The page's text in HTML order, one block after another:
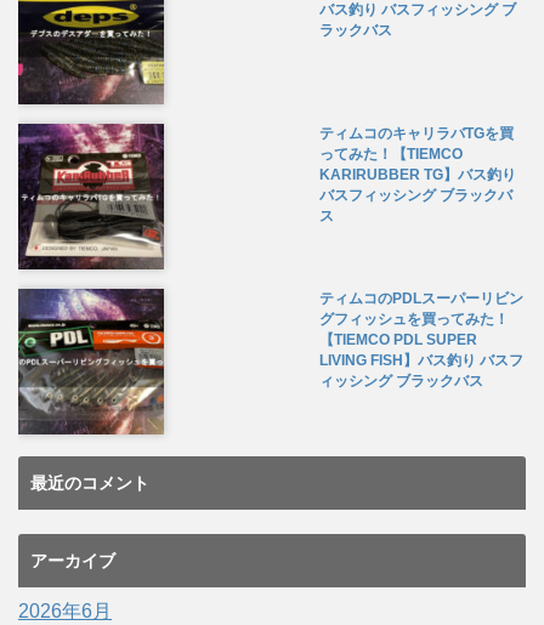
バス釣り バスフィッシング ブ
ラックバス
ティムコのキャリラバTGを買
ってみた！【TIEMCO
KARIRUBBER TG】バス釣り
バスフィッシング ブラックバ
ス
ティムコのPDLスーパーリビン
グフィッシュを買ってみた！
【TIEMCO PDL SUPER
LIVING FISH】バス釣り バスフ
ィッシング ブラックバス
最近のコメント
アーカイブ
2026年6月